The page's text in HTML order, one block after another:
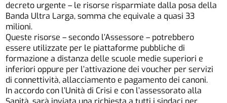
decreto urgente – le risorse risparmiate dalla posa della
Banda Ultra Larga, somma che equivale a quasi 33
milioni.
Queste risorse – secondo l’Assessore – potrebbero
essere utilizzate per le piattaforme pubbliche di
formazione a distanza delle scuole medie superiori e
inferiori oppure per l’attivazione dei voucher per servizi
di connettività, allacciamento e pagamento dei canoni.
In accordo con l’Unità di Crisi e con l’assessorato alla